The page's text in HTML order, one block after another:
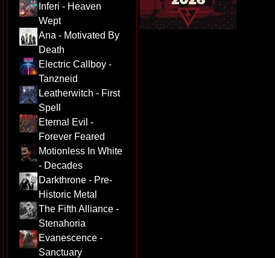
Inferi - Heaven
Wept
Ana - Motivated By
Death
Electric Callboy -
Tanzneid
Leatherwitch - First
Spell
Eternal Evil -
Forever Feared
Motionless In White
- Decades
Darkthrone - Pre-
Historic Metal
The Fifth Alliance -
Stenahoria
Evanescence -
Sanctuary